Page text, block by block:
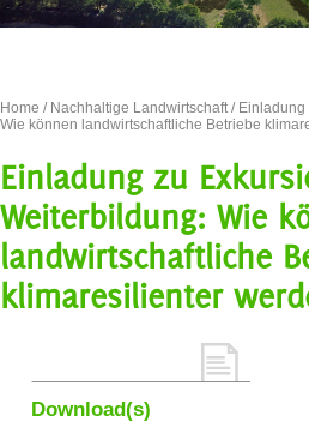
Home / Nachhaltige Landwirtschaft/ Einladung
Wie können landwirtschaftliche Betriebe
Einladung zu
Weiterbildung: Wie
landwirtschaftliche
klimaresilienter
Download(s)